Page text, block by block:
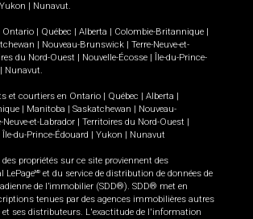
Yukon Nunavut.
Ontario Québec Alberta Colombie-Britannique
Nouveau-Brunswick
Terre-Neuve-et-
du Nord-Ouest Nouvelle-Écosse
Île-du-Prince-
Nunavut.
et courtiers en Ontario Québec Alberta
Manitoba Saskatchewan
Nouveau-
Neuve-et-Labrador Territoires du Nord-Ouest
Île-du-Prince-Édouard Yukon Nunavut
propriétés sur ce site proviennent des
LePageMD et du service de distribution de données de
de l’immobilier (SDD®). SDD® met en
tenues par des agences immobilières autres
et ses distributeurs. L'exactitude de l'information